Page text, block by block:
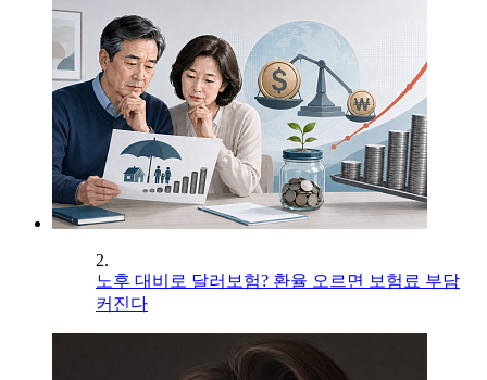
2.
노후 대비로 달러보험? 환율 오르면 보험료 부담
커진다